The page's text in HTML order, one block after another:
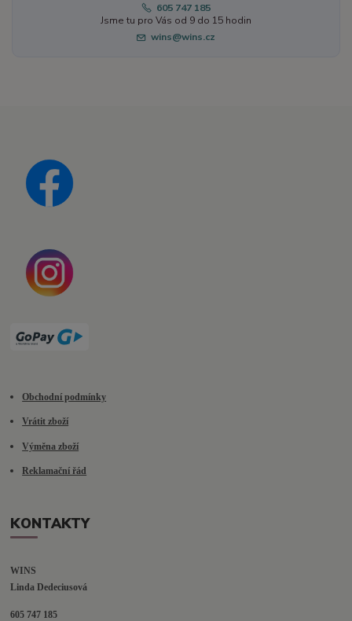
605 747 185
Jsme tu pro Vás od 9 do 15 hodin
wins@wins.cz
Obchodní podmínky
Vrátit zboží
Výměna zboží
Reklamační řád
KONTAKTY
WINS
Linda Dedeciusová
605 747 185